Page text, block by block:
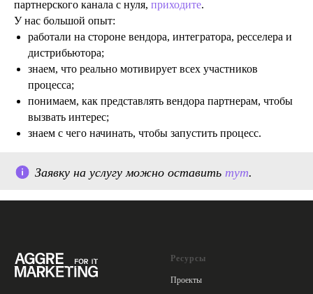
партнерского канала с нуля, приходите.
У нас большой опыт:
работали на стороне вендора, интегратора, ресселера и
дистрибьютора;
знаем, что реально мотивирует всех участников
процесса;
понимаем, как представлять вендора партнерам, чтобы
вызвать интерес;
знаем с чего начинать, чтобы запустить процесс.
Заявку на услугу можно оставить тут.
Ресурсы
Проекты